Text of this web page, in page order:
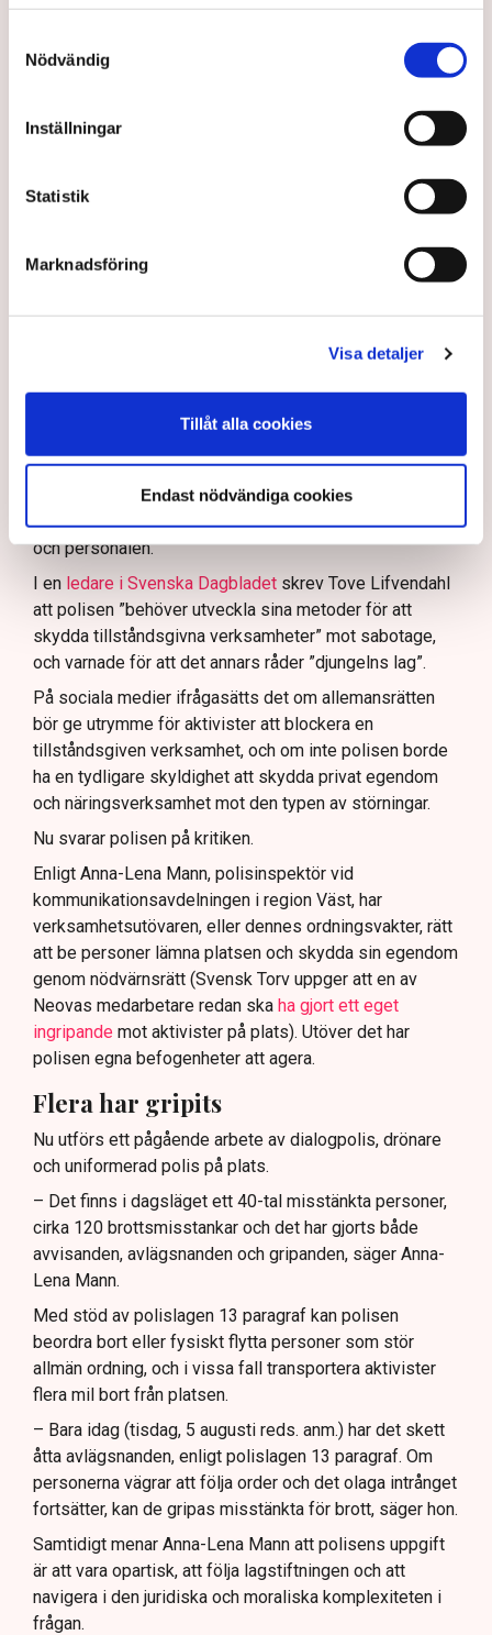
Nödvändig
Inställningar
Statistik
Marknadsföring
Visa detaljer
Tillåt alla cookies
Endast nödvändiga cookies
Polisinspektör Anna-Lena Mann förklarar polisens
Polisen använder drönare och uniformerad polis
för att dokumentera bevis.
Samtidigt är polisarbetet komplext när det gäller
att navigera juridiska rättigheter och gränser.
Polisen, som befinner sig på plats, kritiseras för att inte
agera tillräckligt då aktionerna kan fortgå för öppen ridå.
Rickard Axdorff på Svensk Torv, anser att polisens
resurserinte är tillräckligaför att skydda verksamheten
och personalen.
I en ledare i Svenska Dagbladet skrev Tove Lifvendahl
att polisen ”behöver utveckla sina metoder för att
skydda tillståndsgivna verksamheter” mot sabotage,
och varnade för att det annars råder ”djungelns lag”.
På sociala medier ifrågasätts det om allemansrätten
bör ge utrymme för aktivister att blockera en
tillståndsgiven verksamhet, och om inte polisen borde
ha en tydligare skyldighet att skydda privat egendom
och näringsverksamhet mot den typen av störningar.
Nu svarar polisen på kritiken.
Enligt Anna-Lena Mann, polisinspektör vid
kommunikationsavdelningen i region Väst, har
verksamhetsutövaren, eller dennes ordningsvakter, rätt
att be personer lämna platsen och skydda sin egendom
genom nödvärnsrätt (Svensk Torv uppger att en av
Neovas medarbetare redan ska ha gjort ett eget
ingripande mot aktivister på plats). Utöver det har
polisen egna befogenheter att agera.
Flera har gripits
Nu utförs ett pågående arbete av dialogpolis, drönare
och uniformerad polis på plats.
– Det finns i dagsläget ett 40-tal misstänkta personer,
cirka 120 brottsmisstankar och det har gjorts både
avvisanden, avlägsnanden och gripanden, säger Anna-
Lena Mann.
Med stöd av polislagen 13 paragraf kan polisen
beordra bort eller fysiskt flytta personer som stör
allmän ordning, och i vissa fall transportera aktivister
flera mil bort från platsen.
– Bara idag (tisdag, 5 augusti reds. anm.) har det skett
åtta avlägsnanden, enligt polislagen 13 paragraf. Om
personerna vägrar att följa order och det olaga intrånget
fortsätter, kan de gripas misstänkta för brott, säger hon.
Samtidigt menar Anna-Lena Mann att polisens uppgift
är att vara opartisk, att följa lagstiftningen och att
navigera i den juridiska och moraliska komplexiteten i
frågan.